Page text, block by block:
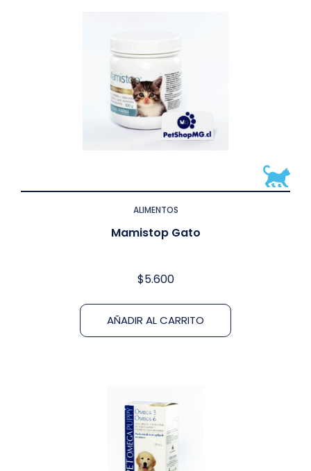
ALIMENTOS
Mamistop Gato
$5.600
AÑADIR AL CARRITO